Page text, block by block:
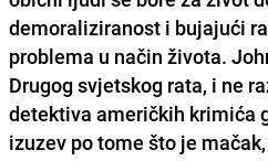
demoraliziranost i bujajući
problema u način života.
Drugog svjetskog rata, i ne
detektiva američkih krimića
izuzev po tome što je